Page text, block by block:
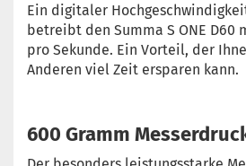
Ein digitaler
betreibt den Summa S ONE D60
pro Sekunde. Ein Vorteil, der
Anderen viel Zeit ersparen kann.
600 Gramm